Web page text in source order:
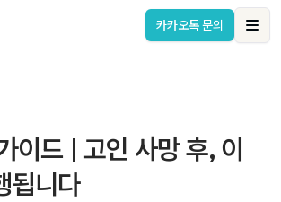
카카오톡 문의
이드 | 고인 사망 후, 이
됩니다